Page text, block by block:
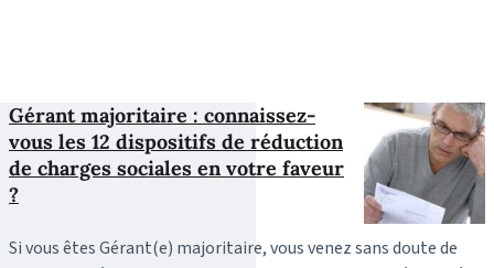
Gérant majoritaire : connaissez-
vous les 12 dispositifs de réduction
de charges sociales en votre faveur
?
Si vous êtes Gérant(e) majoritaire, vous venez sans doute de